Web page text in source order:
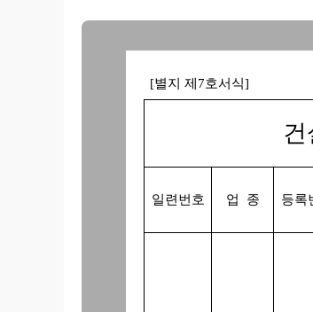
[별지 제
일련번호 업 종 등록